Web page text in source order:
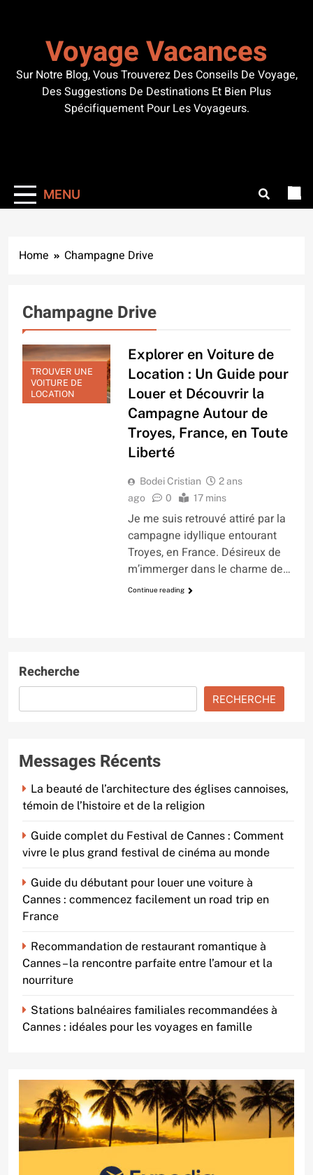
Voyage Vacances
Sur Notre Blog, Vous Trouverez Des Conseils De Voyage,
Des Suggestions De Destinations Et Bien Plus
Spécifiquement Pour Les Voyageurs.
MENU
Home Champagne Drive
Champagne Drive
TROUVER UNE
VOITURE DE
LOCATION
Explorer en Voiture de
Location : Un Guide pour
Louer et Découvrir la
Campagne Autour de
Troyes, France, en Toute
Liberté
Bodei Cristian
2 ans
ago
0 17 mins
Je me suis retrouvé attiré par la
campagne idyllique entourant
Troyes, en France. Désireux de
m’immerger dans le charme de…
Continue reading
Recherche
RECHERCHE
Messages Récents
La beauté de l’architecture des églises cannoises,
témoin de l’histoire et de la religion
Guide complet du Festival de Cannes : Comment
vivre le plus grand festival de cinéma au monde
Guide du débutant pour louer une voiture à
Cannes : commencez facilement un road trip en
France
Recommandation de restaurant romantique à
Cannes – la rencontre parfaite entre l’amour et la
nourriture
Stations balnéaires familiales recommandées à
Cannes : idéales pour les voyages en famille